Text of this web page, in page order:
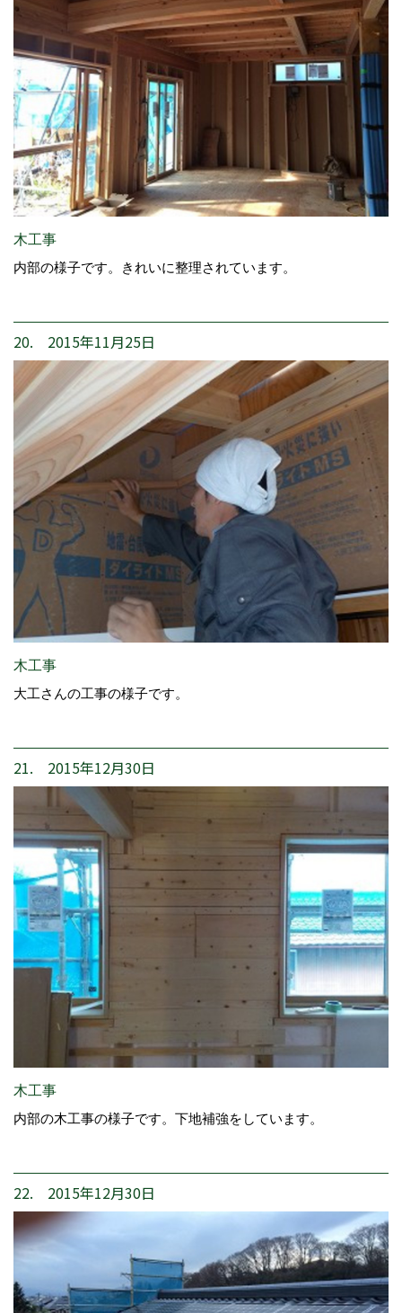
木工事
内部の様子です。きれいに整理されています。
20. 2015年11月25日
木工事
大工さんの工事の様子です。
21. 2015年12月30日
木工事
内部の木工事の様子です。下地補強をしています。
22. 2015年12月30日